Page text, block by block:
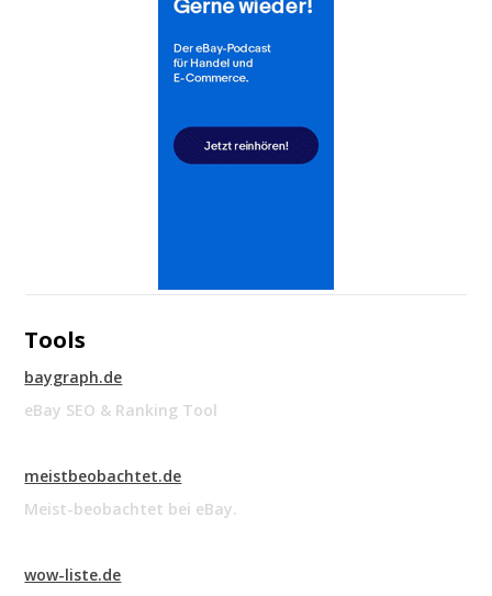
Tools
baygraph.de
eBay SEO & Ranking Tool
meistbeobachtet.de
Meist-beobachtet bei eBay.
wow-liste.de